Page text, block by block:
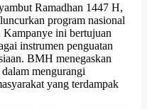
Ramadhan 1447 H,
program nasional
Kampanye ini bertujuan
instrumen penguatan
BMH menegaskan
mengurangi
yang terdampak